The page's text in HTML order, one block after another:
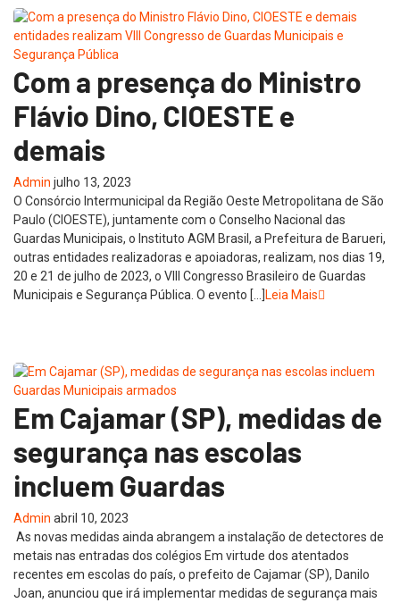
Com a presença do Ministro
Flávio Dino, CIOESTE e
demais
Admin julho 13, 2023
O Consórcio Intermunicipal da Região Oeste Metropolitana de São
Paulo (CIOESTE), juntamente com o Conselho Nacional das
Guardas Municipais, o Instituto AGM Brasil, a Prefeitura de Barueri,
outras entidades realizadoras e apoiadoras, realizam, nos dias 19,
20 e 21 de julho de 2023, o VIII Congresso Brasileiro de Guardas
Municipais e Segurança Pública. O evento […]
Leia Mais
Em Cajamar (SP), medidas de
segurança nas escolas
incluem Guardas
Admin abril 10, 2023
As novas medidas ainda abrangem a instalação de detectores de
metais nas entradas dos colégios Em virtude dos atentados
recentes em escolas do país, o prefeito de Cajamar (SP), Danilo
Joan, anunciou que irá implementar medidas de segurança mais